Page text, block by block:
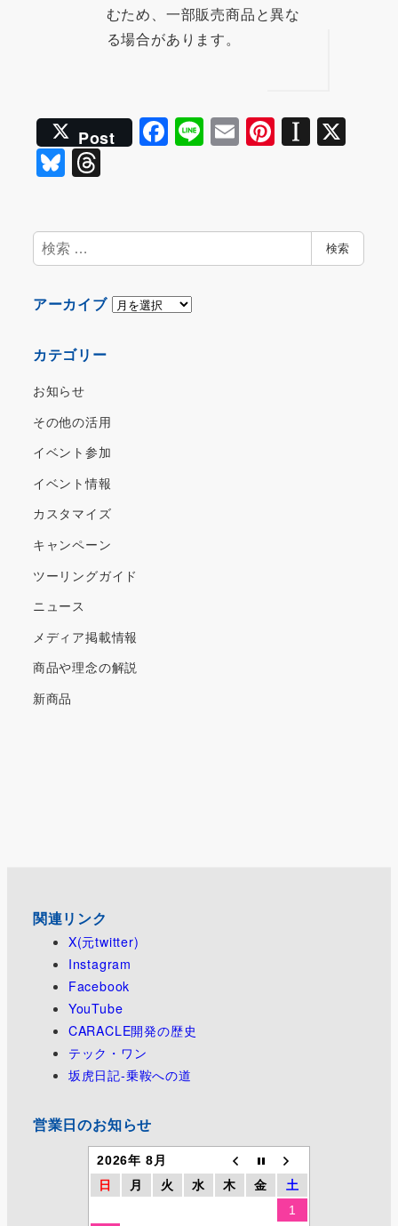
むため、一部販売商品と異な
る場合があります。
Post F
b
o
o
Li E Pi
st
In
a
p
Bl
e
s
k
y
T
e
d
s
検
索
検索
アーカイブ ア
カテゴリー
お知らせ
その他の活用
イベント参加
イベント情報
カスタマイズ
キャンペーン
ツーリングガイド
ニュース
メディア掲載情報
商品や理念の解説
新商品
関連リンク
X(元twitter)
Instagram
Facebook
YouTube
CARACLE開発の歴史
テック・ワン
坂虎日記-乗鞍への道
営業日のお知らせ
2026年 8月
日
月 火 水 木 金
土
1